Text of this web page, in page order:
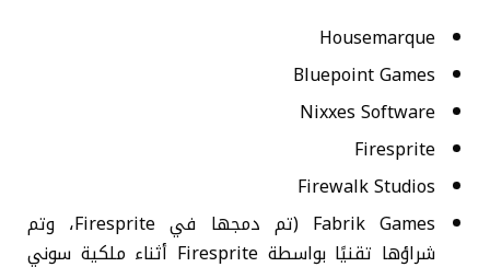
Housemarque
Bluepoint Games
Nixxes Software
Firesprite
Firewalk Studios
Fabrik Games (تم دمجها في Firesprite، وتم
شراؤها تقنيًا بواسطة Firesprite أثناء ملكية سوني